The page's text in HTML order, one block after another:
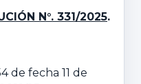
N°. 331/2025.
de fecha 11 de